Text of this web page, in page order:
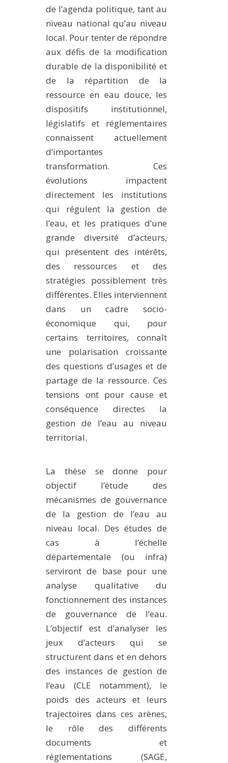
de l’agenda politique, tant au
niveau national qu’au niveau
local. Pour tenter de répondre
aux défis de la modification
durable de la disponibilité et
de la répartition de la
ressource en eau douce, les
dispositifs institutionnel,
législatifs et réglementaires
connaissent actuellement
d’importantes
transformation. Ces
évolutions impactent
directement les institutions
qui régulent la gestion de
l’eau, et les pratiques d’une
grande diversité d’acteurs,
qui présentent des intérêts,
des ressources et des
stratégies possiblement très
différentes. Elles interviennent
dans un cadre socio-
économique qui, pour
certains territoires, connaît
une polarisation croissante
des questions d’usages et de
partage de la ressource. Ces
tensions ont pour cause et
conséquence directes la
gestion de l’eau au niveau
territorial.
La thèse se donne pour
objectif l’étude des
mécanismes de gouvernance
de la gestion de l’eau au
niveau local. Des études de
cas à l’échelle
départementale (ou infra)
serviront de base pour une
analyse qualitative du
fonctionnement des instances
de gouvernance de l’eau.
L’objectif est d’analyser les
jeux d’acteurs qui se
structurent dans et en dehors
des instances de gestion de
l’eau (CLE notamment), le
poids des acteurs et leurs
trajectoires dans ces arènes,
le rôle des différents
documents et
réglementations (SAGE,